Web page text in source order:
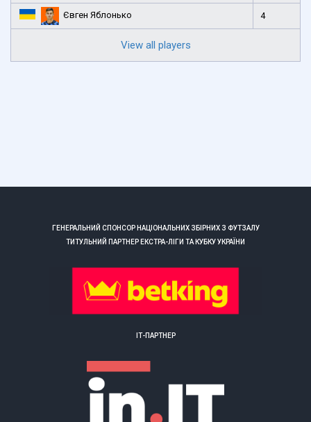
Євген Яблонько 4
View all players
ГЕНЕРАЛЬНИЙ СПОНСОР НАЦІОНАЛЬНИХ ЗБІРНИХ З ФУТЗАЛУ
ТИТУЛЬНИЙ ПАРТНЕР ЕКСТРА-ЛІГИ ТА КУБКУ УКРАЇНИ
ІТ-ПАРТНЕР